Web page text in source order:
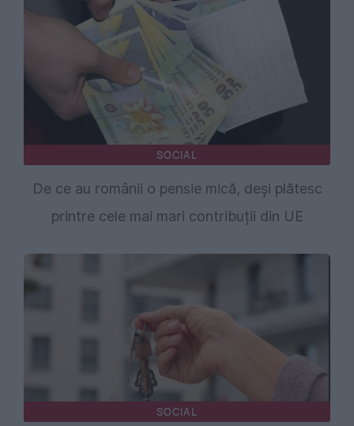
SOCIAL
De ce au românii o pensie mică, deși plătesc
printre cele mai mari contribuții din UE
SOCIAL